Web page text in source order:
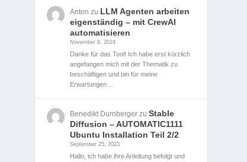
Anton zu LLM Agenten arbeiten
eigenständig – mit CrewAI
automatisieren
November 8, 2024
Danke für das Tool! Ich habe erst kürzlich
angefangen mich mit der Thematik zu
beschäftigen und bin für meine
Erwartungen…
Benedikt Durnberger zuStable
Diffusion – AUTOMATIC1111
Ubuntu Installation Teil 2/2
September 25, 2023
Hallo, ich habe ihre Anleitung befolgt und